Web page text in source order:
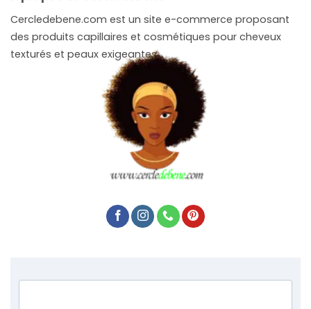
Cercledebene.com est un site e-commerce proposant
des produits capillaires et cosmétiques pour cheveux
texturés et peaux exigeantes.